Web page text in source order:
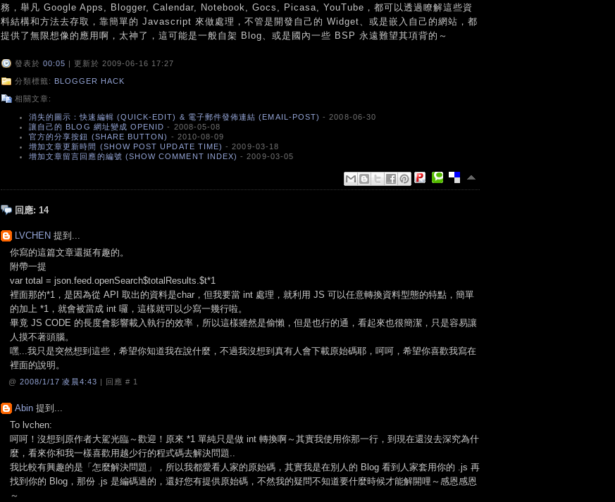
務，舉凡 Google Apps, Blogger, Calendar, Notebook, Gocs, Picasa, YouTube，都可以透過瞭解這些資
料結構和方法去存取，靠簡單的 Javascript 來做處理，不管是開發自己的 Widget、或是嵌入自己的網站，都
提供了無限想像的應用啊，太神了，這可能是一般自架 Blog、或是國內一些 BSP 永遠難望其項背的～
發表於 00:05 | 更新於 2009-06-16 17:27
分類標籤: BLOGGER HACK
相關文章:
消失的圖示：快速編輯 (QUICK-EDIT) & 電子郵件發佈連結 (EMAIL-POST) - 2008-06-30
讓自己的 BLOG 網址變成 OPENID - 2008-05-08
官方的分享按鈕 (SHARE BUTTON) - 2010-08-09
增加文章更新時間 (SHOW POST UPDATE TIME) - 2009-03-18
增加文章留言回應的編號 (SHOW COMMENT INDEX) - 2009-03-05
回應: 14
LVCHEN 提到...
你寫的這篇文章還挺有趣的。
附帶一提
var total = json.feed.openSearch$totalResults.$t*1
裡面那的*1，是因為從 API 取出的資料是char，但我要當 int 處理，就利用 JS 可以任意轉換資料型態的特點，簡單
的加上 *1，就會被當成 int 囉，這樣就可以少寫一幾行啦。
畢竟 JS CODE 的長度會影響載入執行的效率，所以這樣雖然是偷懶，但是也行的通，看起來也很簡潔，只是容易讓
人摸不著頭腦。
嘿...我只是突然想到這些，希望你知道我在說什麼，不過我沒想到真有人會下載原始碼耶，呵呵，希望你喜歡我寫在
裡面的說明。
@ 2008/1/17 凌晨4:43 | 回應 # 1
Abin 提到...
To lvchen:
呵呵！沒想到原作者大駕光臨～歡迎！原來 *1 單純只是做 int 轉換啊～其實我使用你那一行，到現在還沒去深究為什
麼，看來你和我一樣喜歡用越少行的程式碼去解決問題..
我比較有興趣的是「怎麼解決問題」，所以我都愛看人家的原始碼，其實我是在別人的 Blog 看到人家套用你的 .js 再
找到你的 Blog，那份 .js 是編碼過的，還好您有提供原始碼，不然我的疑問不知道要什麼時候才能解開哩～感恩感恩
～